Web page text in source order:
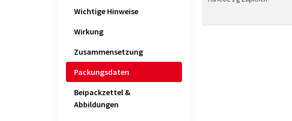
Wichtige Hinweise
Wirkung
Zusammensetzung
Packungsdaten
Beipackzettel &
Abbildungen